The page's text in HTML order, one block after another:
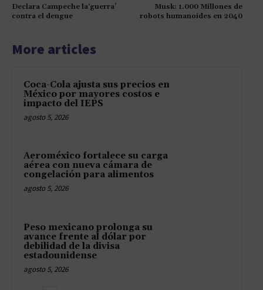
Declara Campeche la‘guerra’
contra el dengue
Musk: 1.000 Millones de
robots humanoides en 2040
More articles
Coca-Cola ajusta sus precios en
México por mayores costos e
impacto del IEPS
agosto 5, 2026
Aeroméxico fortalece su carga
aérea con nueva cámara de
congelación para alimentos
agosto 5, 2026
Peso mexicano prolonga su
avance frente al dólar por
debilidad de la divisa
estadounidense
agosto 5, 2026